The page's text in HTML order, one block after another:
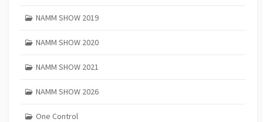
NAMM SHOW 2019
NAMM SHOW 2020
NAMM SHOW 2021
NAMM SHOW 2026
One Control